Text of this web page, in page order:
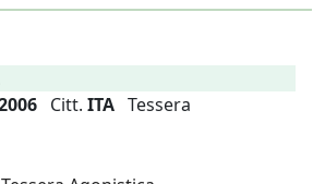
Citt. ITA Tessera